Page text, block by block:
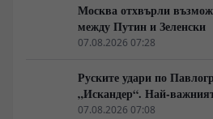
Москва отхвърли
между Путин и Зеленски
07.08.2026 07:28
Руските удари по
„Искандер“. Най-
унищожен. Евакуират ли
07.08.2026 07:08